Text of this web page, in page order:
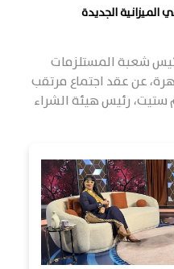
الجديدة
شعبة المستلزمات
عن عقد اجتماع مرتقب
ستيت، رئيس هيئة الشراء